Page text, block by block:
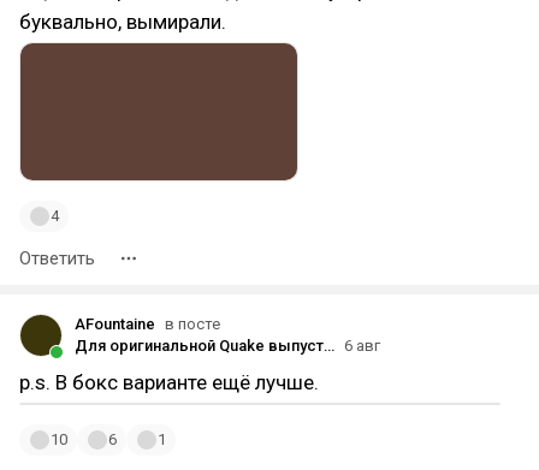
буквально, вымирали.
4
Ответить
AFountaine в посте
Для оригинальной Quake выпустили дополнение в честь 30-летия игры 6 авг
p.s. В бокс варианте ещё лучше.
10 6 1